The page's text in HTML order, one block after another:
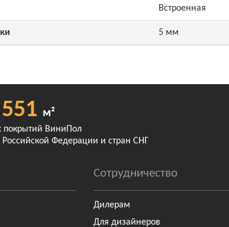
Встроенная
5 мм
м²
покрытий ВиниПол
Федерации и стран СНГ
Сотрудничество
Дилерам
Для дизайнеров